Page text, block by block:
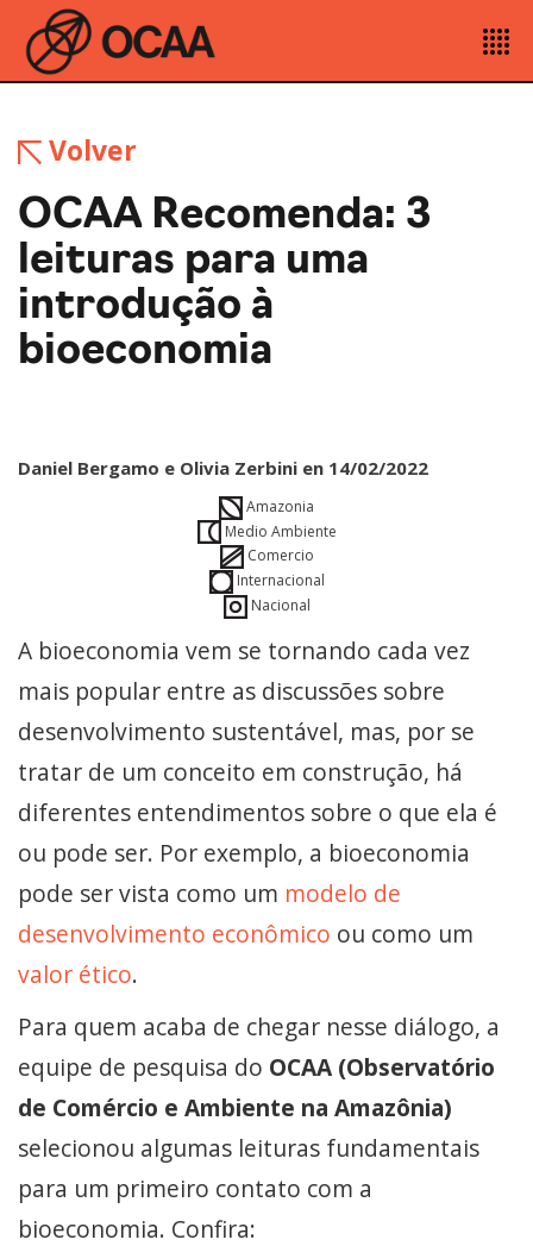
Volver
OCAA Recomenda: 3
leituras para uma
introdução à
bioeconomia
Daniel Bergamo e Olivia Zerbini en 14/02/2022
Amazonia
Medio Ambiente
Comercio
Internacional
Nacional
A bioeconomia vem se tornando cada vez
mais popular entre as discussões sobre
desenvolvimento sustentável, mas, por se
tratar de um conceito em construção, há
diferentes entendimentos sobre o que ela é
ou pode ser. Por exemplo, a bioeconomia
pode ser vista como um modelo de
desenvolvimento econômico ou como um
valor ético.
Para quem acaba de chegar nesse diálogo, a
equipe de pesquisa do OCAA (Observatório
de Comércio e Ambiente na Amazônia)
selecionou algumas leituras fundamentais
para um primeiro contato com a
bioeconomia. Confira: